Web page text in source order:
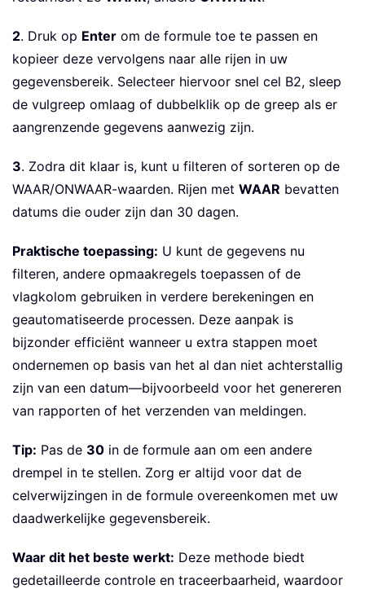
2. Druk op Enter om de formule toe te passen en
kopieer deze vervolgens naar alle rijen in uw
gegevensbereik. Selecteer hiervoor snel cel B2, sleep
de vulgreep omlaag of dubbelklik op de greep als er
aangrenzende gegevens aanwezig zijn.
3. Zodra dit klaar is, kunt u filteren of sorteren op de
WAAR/ONWAAR-waarden. Rijen met WAAR bevatten
datums die ouder zijn dan 30 dagen.
Praktische toepassing: U kunt de gegevens nu
filteren, andere opmaakregels toepassen of de
vlagkolom gebruiken in verdere berekeningen en
geautomatiseerde processen. Deze aanpak is
bijzonder efficiënt wanneer u extra stappen moet
ondernemen op basis van het al dan niet achterstallig
zijn van een datum—bijvoorbeeld voor het genereren
van rapporten of het verzenden van meldingen.
Tip: Pas de 30 in de formule aan om een andere
drempel in te stellen. Zorg er altijd voor dat de
celverwijzingen in de formule overeenkomen met uw
daadwerkelijke gegevensbereik.
Waar dit het beste werkt: Deze methode biedt
gedetailleerde controle en traceerbaarheid, waardoor